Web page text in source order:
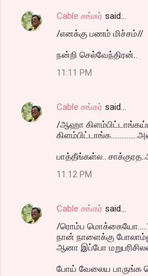
Cable சங்கர் said…
/எனக்கு பணம் மிச்சம்//
நன்றி செல்வேந்திரன்..
11:11 PM
Cable சங்கர் said…
/ஆஹா
பாத்தீங்கள்ல..
11:12 PM
Cable சங்கர் said…
/ரொம்ப
நான் நாளைக்கு
ஆனா இப்போ
போய் வேலைய பாருங்க